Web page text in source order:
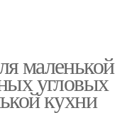
маленькой
угловых
кухни